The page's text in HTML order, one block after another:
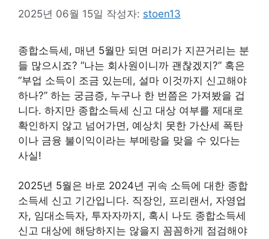
2025년 06월 15일 작성자: stoen13
종합소득세, 매년 5월만 되면 머리가 지끈거리는 분
들 많으시죠? “나는 회사원이니까 괜찮겠지?” 혹은
“부업 소득이 조금 있는데, 설마 이것까지 신고해야
하나?” 하는 궁금증, 누구나 한 번쯤은 가져봤을 겁
니다. 하지만 종합소득세 신고 대상 여부를 제대로
확인하지 않고 넘어가면, 예상치 못한 가산세 폭탄
이나 금융 불이익이라는 부메랑을 맞을 수 있다는
사실!
2025년 5월은 바로 2024년 귀속 소득에 대한 종합
소득세 신고 기간입니다. 직장인, 프리랜서, 자영업
자, 임대소득자, 투자자까지, 혹시 나도 종합소득세
신고 대상에 해당하지는 않을지 꼼꼼하게 점검해야